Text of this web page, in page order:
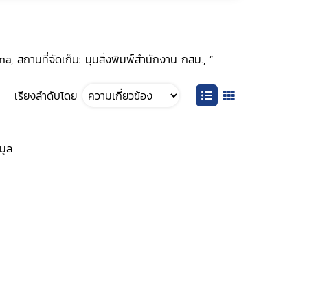
สถานที่จัดเก็บ: มุมสิ่งพิมพ์สำนักงาน กสม., ”
เรียงลำดับโดย
ล